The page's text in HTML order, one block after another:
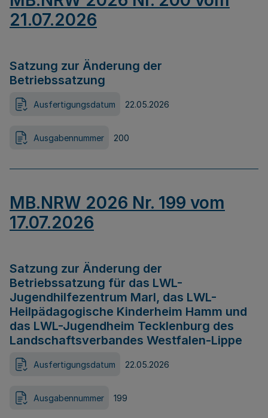
21.07.2026
Satzung zur Änderung der
Betriebssatzung
Ausfertigungsdatum 22.05.2026
Ausgabennummer 200
MB.NRW 2026 Nr. 199 vom
17.07.2026
Satzung zur Änderung der
Betriebssatzung für das LWL-
Jugendhilfezentrum Marl, das LWL-
Heilpädagogische Kinderheim Hamm und
das LWL-Jugendheim Tecklenburg des
Landschaftsverbandes Westfalen-Lippe
Ausfertigungsdatum 22.05.2026
Ausgabennummer 199